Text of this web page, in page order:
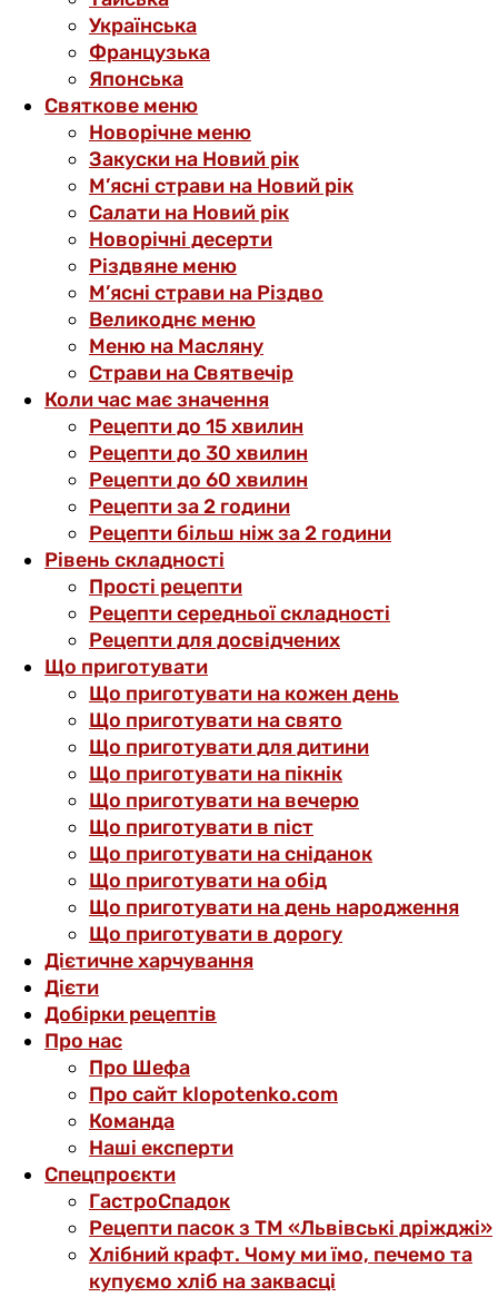
Українська
Французька
Японська
Святкове меню
Новорічне меню
Закуски на Новий рік
М’ясні страви на Новий рік
Салати на Новий рік
Новорічні десерти
Різдвяне меню
М’ясні страви на Різдво
Великоднє меню
Меню на Масляну
Страви на Святвечір
Коли час має значення
Рецепти до 15 хвилин
Рецепти до 30 хвилин
Рецепти до 60 хвилин
Рецепти за 2 години
Рецепти більш ніж за 2 години
Рівень складності
Прості рецепти
Рецепти середньої складності
Рецепти для досвідчених
Що приготувати
Що приготувати на кожен день
Що приготувати на свято
Що приготувати для дитини
Що приготувати на пікнік
Що приготувати на вечерю
Що приготувати в піст
Що приготувати на сніданок
Що приготувати на обід
Що приготувати на день народження
Що приготувати в дорогу
Дієтичне харчування
Дієти
Добірки рецептів
Про нас
Про Шефа
Про сайт klopotenko.com
Команда
Наші експерти
Спецпроєкти
ГастроСпадок
Рецепти пасок з ТМ «Львівські дріжджі»
Хлібний крафт. Чому ми їмо, печемо та
купуємо хліб на заквасці